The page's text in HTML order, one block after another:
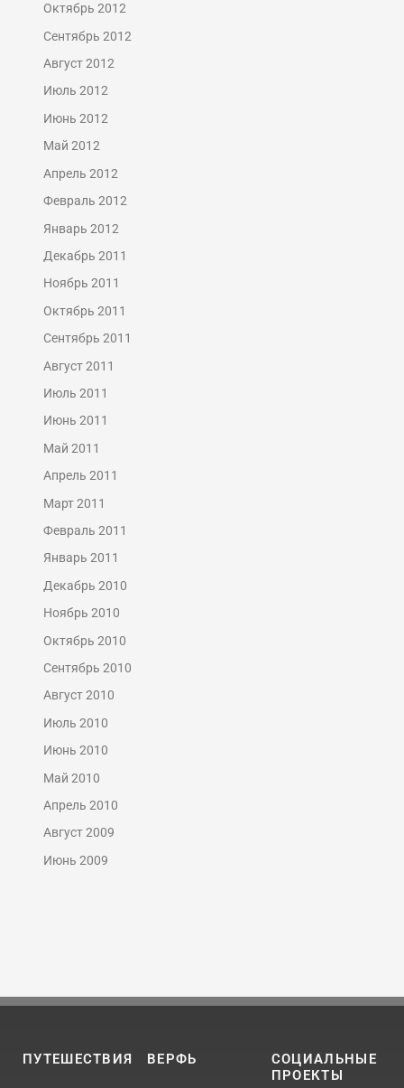
Октябрь 2012
Сентябрь 2012
Август 2012
Июль 2012
Июнь 2012
Май 2012
Апрель 2012
Февраль 2012
Январь 2012
Декабрь 2011
Ноябрь 2011
Октябрь 2011
Сентябрь 2011
Август 2011
Июль 2011
Июнь 2011
Май 2011
Апрель 2011
Март 2011
Февраль 2011
Январь 2011
Декабрь 2010
Ноябрь 2010
Октябрь 2010
Сентябрь 2010
Август 2010
Июль 2010
Июнь 2010
Май 2010
Апрель 2010
Август 2009
Июнь 2009
ПУТЕШЕСТВИЯ ВЕРФЬ
СОЦИАЛЬНЫЕ
ПРОЕКТЫ